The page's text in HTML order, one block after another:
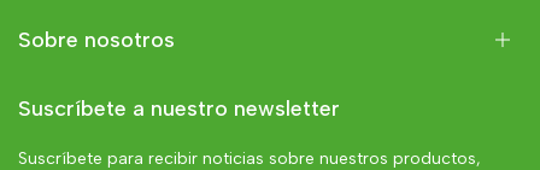
Sobre nosotros
Suscríbete a nuestro newsletter
Suscríbete para recibir noticias sobre nuestros productos,